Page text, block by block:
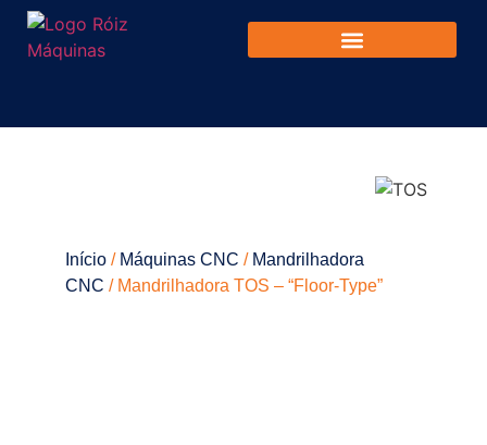
Início / Máquinas CNC / Mandrilhadora
CNC / Mandrilhadora TOS – “Floor-Type”